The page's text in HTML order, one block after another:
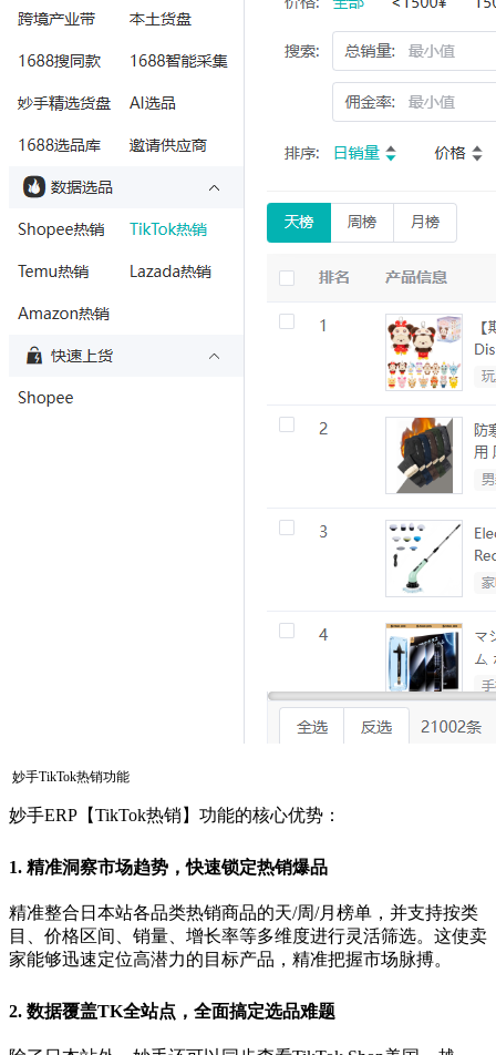
妙手TikTok热销功能
妙手ERP【TikTok热销】功能的核心优势：
1. 精准洞察市场趋势，快速锁定热销爆品
精准整合日本站各品类热销商品的天/周/月榜单，并支持按类
目、价格区间、销量、增长率等多维度进行灵活筛选。这使卖
家能够迅速定位高潜力的目标产品，精准把握市场脉搏。
2. 数据覆盖TK全站点，全面搞定选品难题